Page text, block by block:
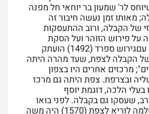
לר' שמעון בר יוחאי חל מפנה
מאותו זמן נעשה חיבור זה
של הקבלה, ורוב ההתעסקות
על פירוש הזוהר ועל הסקת
מסקנות ממנו. עםגירוש ספרד (1492) הועתק
של הקבלה לצפת, שעד מהרה היתה
מרכזים אחרים היו בצפון
ובצרפת. צפת היתה גם מרכז
בעלי הלכה, דוגמת יוסף
שעסקו גם בקבלה. לפני בואו
של יצחק בן שלמה לוריא לצפת (1570) היה משה